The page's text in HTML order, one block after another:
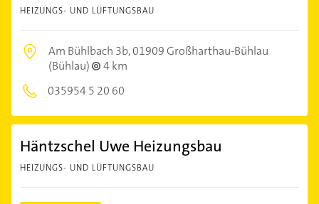
HEIZUNGS- UND LÜFTUNGSBAU
Am Bühlbach 3b,01909 Großharthau-Bühlau
(Bühlau)
4 km
035954 5 20 60
Häntzschel Uwe Heizungsbau
HEIZUNGS- UND LÜFTUNGSBAU